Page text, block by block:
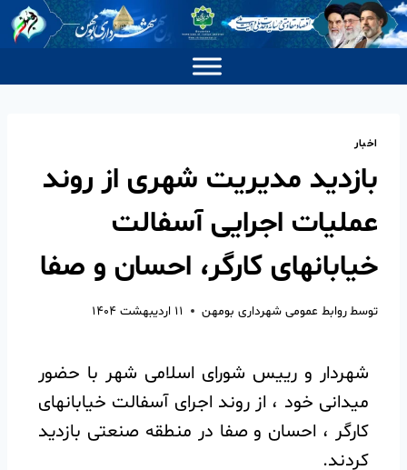
اخبار
بازدید مدیریت شهری از روند
عملیات اجرایی آسفالت
خیابانهای کارگر، احسان و صفا
توسطروابط عمومی شهرداری بومهن ۱۱ اردیبهشت ۱۴۰۴
شهردار و رییس شورای اسلامی شهر با حضور
میدانی خود ، از روند اجرای آسفالت خیابانهای
کارگر ، احسان و صفا در منطقه صنعتی بازدید
کردند.‌